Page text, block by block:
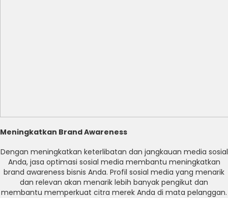
Meningkatkan Brand Awareness
Dengan meningkatkan keterlibatan dan jangkauan media sosial
Anda, jasa optimasi sosial media membantu meningkatkan
brand awareness bisnis Anda. Profil sosial media yang menarik
dan relevan akan menarik lebih banyak pengikut dan
membantu memperkuat citra merek Anda di mata pelanggan.